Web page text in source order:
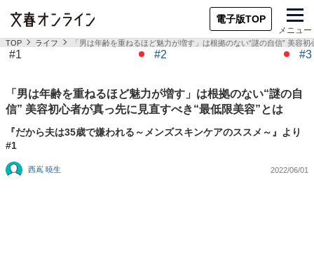
電子版TOP
メニュー
TOP ライフ 「男は年齢を重ねるほど魅力が増す」は根拠のない“謎の自信” 美容
#1 #2 #3
「男は年齢を重ねるほど魅力が増す」は根拠のない“謎の自
信” 美容初心者が真っ先に見直すべき“最低限美容”とは
『だから夫は35歳で嫌われる～メンズスキンケアのススメ～』より
#1
西嶌 暁生 2022/06/01